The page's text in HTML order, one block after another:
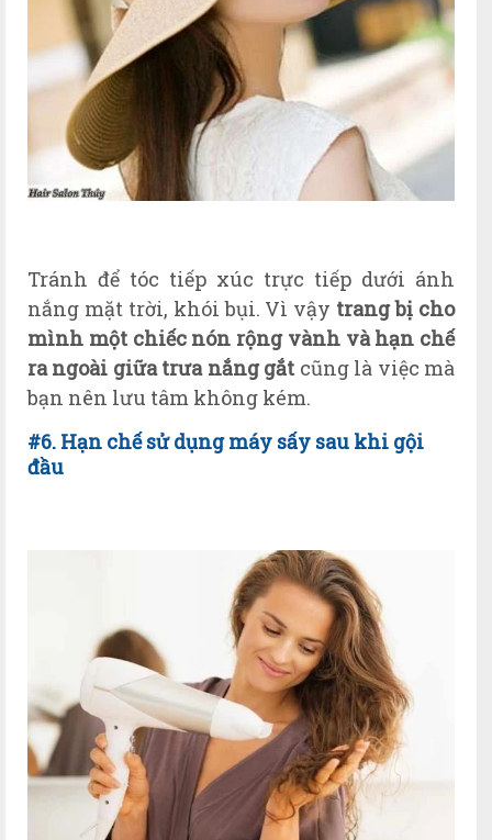
Tránh để tóc tiếp xúc trực tiếp dưới ánh
nắng mặt trời, khói bụi. Vì vậy trang bị cho
mình một chiếc nón rộng vành và hạn chế
ra ngoài giữa trưa nắng gắt cũng là việc mà
bạn nên lưu tâm không kém.
#6. Hạn chế sử dụng máy sấy sau khi gội
đầu